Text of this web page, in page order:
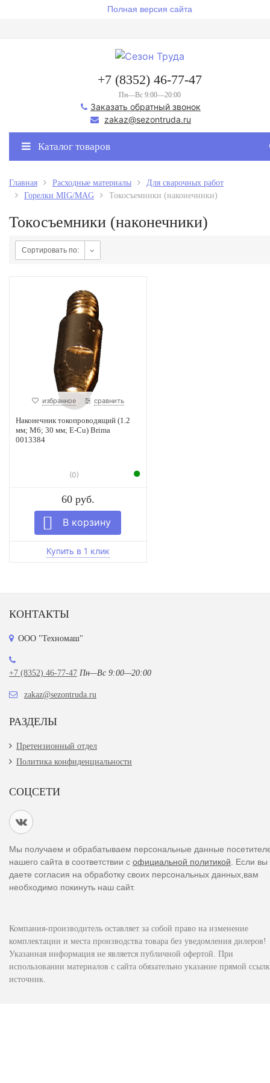
Полная версия сайта
+7 (8352) 46-77-47
Пн—Вс 9:00—20:00
Заказать обратный звонок
zakaz@sezontruda.ru
Каталог товаров
Главная Расходные материалы
Для сварочных работ
Горелки MIG/MAG
Токосъемники (наконечники)
Токосъемники (наконечники)
Сортировать по:
избранное сравнить
Наконечник токопроводящий (1.2
мм; М6; 30 мм; E-Cu) Brima
0013384
(0)
60 руб.
КОНТАКТЫ
ООО "Техномаш"
+7 (8352) 46-77-47 Пн—Вс 9:00—20:00
zakaz@sezontruda.ru
РАЗДЕЛЫ
Претензионный отдел
Политика конфиденциальности
СОЦСЕТИ
Мы получаем и обрабатываем персональные данные
нашего сайта в соответствии с официальной политикой . Если
даете согласия на обработку своих персональных данных,вам
необходимо покинуть наш сайт.
Компания-производитель оставляет за собой право на изменение
комплектации и места производства товара без уведомления дилеров!
Указанная информация не является публичной офертой. При
использовании материалов с сайта обязательно указание прямой
источник.